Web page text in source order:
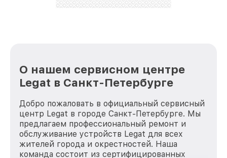
О нашем сервисном центре
Legat в Санкт-Петербурге
Добро пожаловать в официальный сервисный
центр Legat в городе Санкт-Петербурге. Мы
предлагаем профессиональный ремонт и
обслуживание устройств Legat для всех
жителей города и окрестностей. Наша
команда состоит из сертифицированных